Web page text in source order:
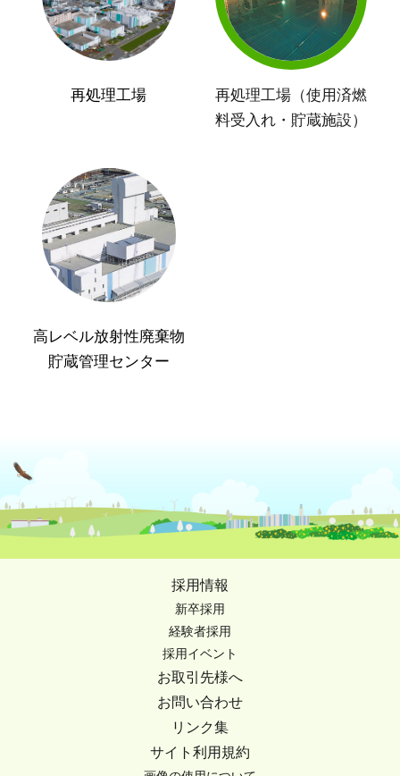
再処理工場
再処理工場（使用済燃
料受入れ・貯蔵施設）
高レベル放射性廃棄物
貯蔵管理センター
採用情報
新卒採用
経験者採用
採用イベント
お取引先様へ
お問い合わせ
リンク集
サイト利用規約